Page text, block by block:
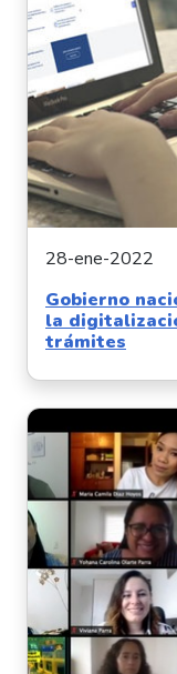
28-ene-2022
Gobierno
la
trámites